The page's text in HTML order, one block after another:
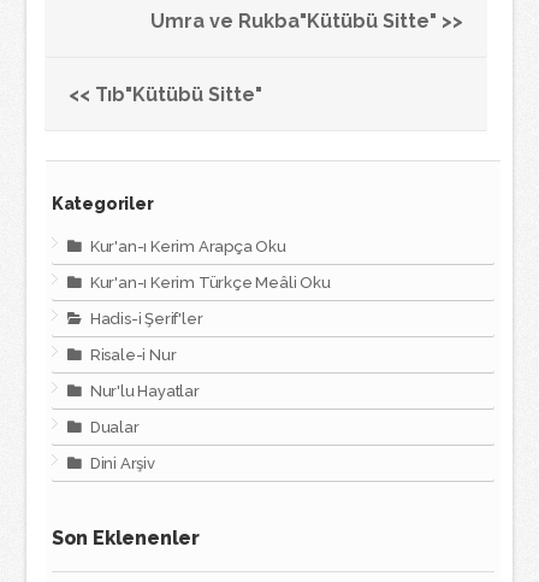
Umra ve Rukba"Kütübü Sitte" >>
<< Tıb"Kütübü Sitte"
Kategoriler
Kur'an-ı Kerim Arapça Oku
Kur'an-ı Kerim Türkçe Meâli Oku
Hadis-i Şerif'ler
Risale-i Nur
Nur'lu Hayatlar
Dualar
Dini Arşiv
Son Eklenenler